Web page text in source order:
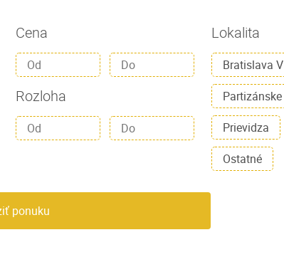
Cena
Rozloha
Lokalita
Bratislava V
Partizánske
Prievidza
Ostatné
ponuku